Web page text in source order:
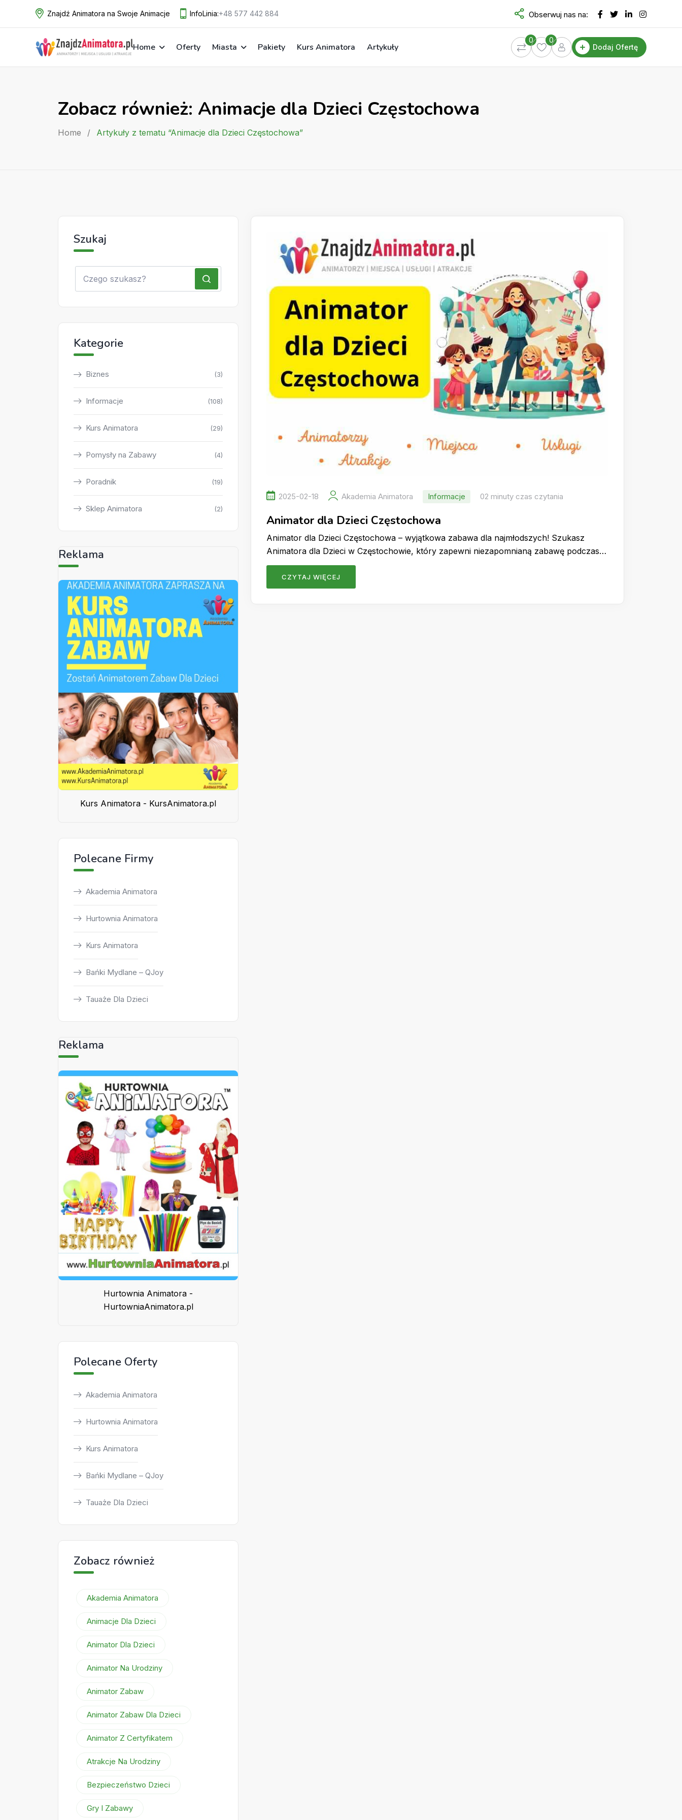
Znajdź Animatora na Swoje Animacje InfoLinia:+48 577 442 884 Obserwuj nas na:
Home Oferty Miasta Pakiety Kurs Animatora Artykuły
0
0
Dodaj Ofertę
Zobacz również: Animacje dla Dzieci Częstochowa
Home / Artykuły z tematu “Animacje dla Dzieci Częstochowa”
2025-02-18 Akademia Animatora Informacje 02 minuty czas czytania
Animator dla Dzieci Częstochowa
Animator dla Dzieci Częstochowa – wyjątkowa zabawa dla najmłodszych! Szukasz
Animatora dla Dzieci w Częstochowie, który zapewni niezapomnianą zabawę podczas…
CZYTAJ WIĘCEJ
Szukaj
Kategorie
Biznes (3)
Informacje (108)
Kurs Animatora (29)
Pomysły na Zabawy (4)
Poradnik (19)
Sklep Animatora (2)
Reklama
Kurs Animatora - KursAnimatora.pl
Polecane Firmy
Akademia Animatora
Hurtownia Animatora
Kurs Animatora
Bańki Mydlane – QJoy
Tauaże Dla Dzieci
Reklama
Hurtownia Animatora -
HurtowniaAnimatora.pl
Polecane Oferty
Akademia Animatora
Hurtownia Animatora
Kurs Animatora
Bańki Mydlane – QJoy
Tauaże Dla Dzieci
Zobacz również
Akademia Animatora
Animacje Dla Dzieci
Animator Dla Dzieci
Animator Na Urodziny
Animator Zabaw
Animator Zabaw Dla Dzieci
Animator Z Certyfikatem
Atrakcje Na Urodziny
Bezpieczeństwo Dzieci
Gry I Zabawy